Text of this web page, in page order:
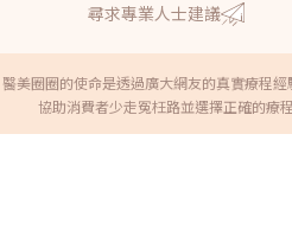
尋求專業人士建議
醫美圈圈的使命是透過廣大網友的真實療程經
協助消費者少走冤枉路並選擇正確的療程